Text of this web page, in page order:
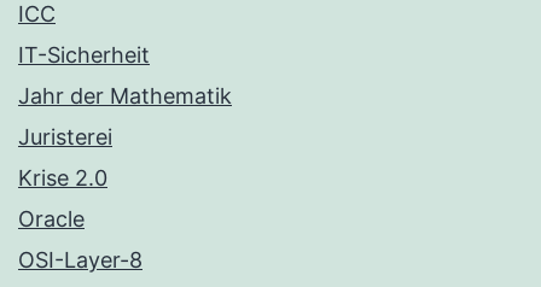
ICC
IT-Sicherheit
Jahr der Mathematik
Juristerei
Krise 2.0
Oracle
OSI-Layer-8